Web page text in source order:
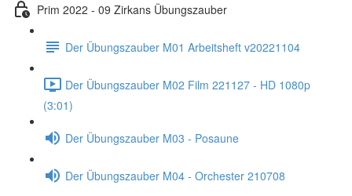
Prim 2022 - 09 Zirkans Übungszauber
Der Übungszauber M01 Arbeitsheft v20221104
Der Übungszauber M02 Film 221127 - HD 1080p
(3:01)
Der Übungszauber M03 - Posaune
Der Übungszauber M04 - Orchester 210708